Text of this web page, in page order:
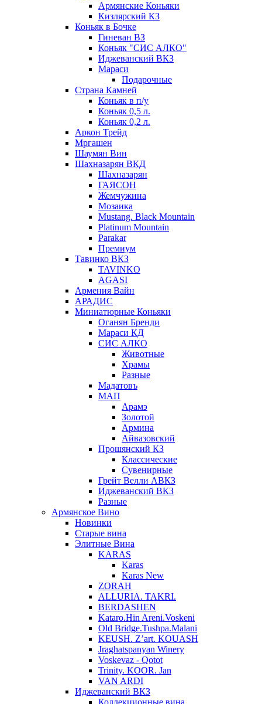
Армянские Коньяки
Кизлярский КЗ
Коньяк в Бочке
Гиневан ВЗ
Коньяк "СИС АЛКО"
Иджеванский ВКЗ
Мараси
Подарочные
Страна Камней
Коньяк в п/у
Коньяк 0,5 л.
Коньяк 0,2 л.
Аркон Трейд
Мргашен
Шаумян Вин
Шахназарян ВКД
Шахназарян
ГАЯСОН
Жемчужина
Мозаика
Mustang. Black Mountain
Platinum Mountain
Parakar
Премиум
Тавинко ВКЗ
TAVINKO
AGASI
Армения Вайн
АРАДИС
Миниатюрные Коньяки
Оганян Бренди
Мараси КД
СИС АЛКО
Животные
Храмы
Разные
Мадатовъ
МАП
Арамэ
Золотой
Армина
Айвазовский
Прошянский КЗ
Классические
Сувенирные
Грейт Велли АВКЗ
Иджеванский ВКЗ
Разные
Армянское Вино
Новинки
Старые вина
Элитные Вина
KARAS
Karas
Karas New
ZORAH
ALLURIA. TAKRI.
BERDASHEN
Kataro.Hin Areni.Voskeni
Old Bridge.Tushpa.Malani
KEUSH. Z’art. KOUASH
Jraghatspanyan Winery
Voskevaz - Qotot
Trinity. KOOR. Jan
VAN ARDI
Иджеванский ВКЗ
Коллекционные вина